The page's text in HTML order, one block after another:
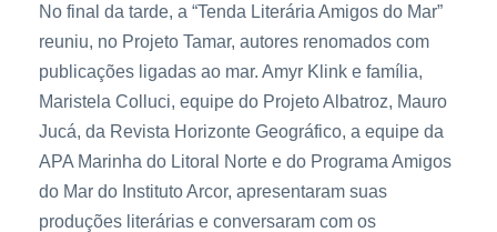
No final da tarde, a “Tenda Literária Amigos do Mar”
reuniu, no Projeto Tamar, autores renomados com
publicações ligadas ao mar. Amyr Klink e família,
Maristela Colluci, equipe do Projeto Albatroz, Mauro
Jucá, da Revista Horizonte Geográfico, a equipe da
APA Marinha do Litoral Norte e do Programa Amigos
do Mar do Instituto Arcor, apresentaram suas
produções literárias e conversaram com os